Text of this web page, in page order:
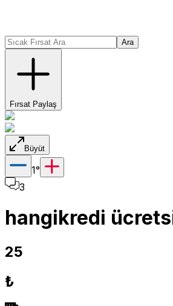
Ara
Fırsat Paylaş
Büyüt
1°
3
hangikredi
25
₺